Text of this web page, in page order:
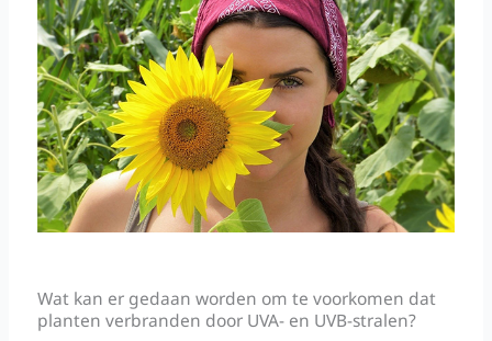
Wat kan er gedaan worden om te voorkomen dat
planten verbranden door UVA- en UVB-stralen?